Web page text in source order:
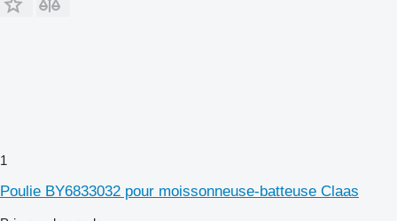
1
Poulie BY6833032 pour moissonneuse-batteuse Claas